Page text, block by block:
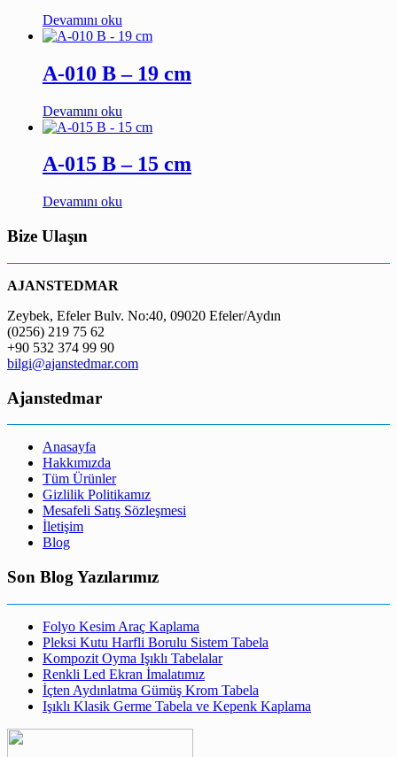
Devamını oku
A-010 B – 19 cm
Devamını oku
A-015 B – 15 cm
Devamını oku
Bize Ulaşın
AJANSTEDMAR
Zeybek, Efeler Bulv. No:40, 09020 Efeler/Aydın
(0256) 219 75 62
+90 532 374 99 90
bilgi@ajanstedmar.com
Ajanstedmar
Anasayfa
Hakkımızda
Tüm Ürünler
Gizlilik Politikamız
Mesafeli Satış Sözleşmesi
İletişim
Blog
Son Blog Yazılarımız
Folyo Kesim Araç Kaplama
Pleksi Kutu Harfli Borulu Sistem Tabela
Kompozit Oyma Işıklı Tabelalar
Renkli Led Ekran İmalatımız
İçten Aydınlatma Gümüş Krom Tabela
Işıklı Klasik Germe Tabela ve Kepenk Kaplama